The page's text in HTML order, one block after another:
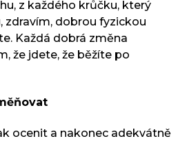
z každého krůčku, který
zdravím, dobrou fyzickou
Každá dobrá změna
že jdete, že běžíte po
ocenit a nakonec adekvátně